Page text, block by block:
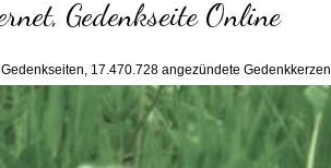
Gedenkseite Online
17.470.728angezündete Gedenkkerzen